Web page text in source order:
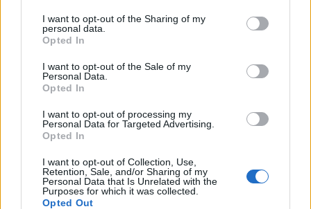
I want to opt-out of the Sharing of my
personal data.
Opted In
I want to opt-out of the Sale of my
Personal Data.
Opted In
I want to opt-out of processing my
Personal Data for Targeted Advertising.
Opted In
I want to opt-out of Collection, Use,
Retention, Sale, and/or Sharing of my
Personal Data that Is Unrelated with the
Purposes for which it was collected.
Opted Out